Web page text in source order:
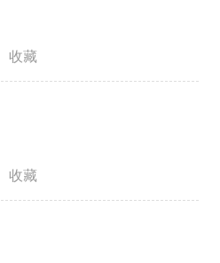
收藏
收藏